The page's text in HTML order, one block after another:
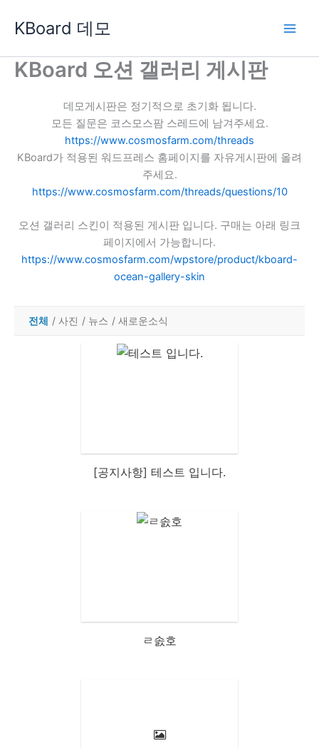
로
KBoard 데모
KBoard 오션 갤러리 게시판
데모게시판은 정기적으로 초기화 됩니다.
모든 질문은 코스모스팜 스레드에 남겨주세요.
https://www.cosmosfarm.com/threads
KBoard가 적용된 워드프레스 홈페이지를 자유게시판에 올려
주세요.
https://www.cosmosfarm.com/threads/questions/10
오션 갤러리 스킨이 적용된 게시판 입니다. 구매는 아래 링크
페이지에서 가능합니다.
https://www.cosmosfarm.com/wpstore/product/kboard-
ocean-gallery-skin
전체 / 사진 / 뉴스 / 새로운소식
[공지사항] 테스트 입니다.
ㄹ솘호